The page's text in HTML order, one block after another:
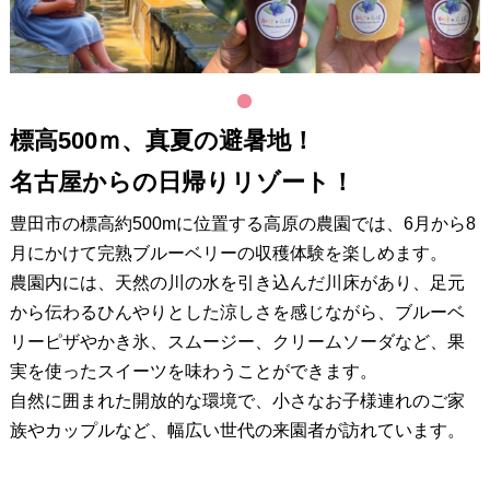
標高500ｍ、真夏の避暑地！
名古屋からの日帰りリゾート！
豊田市の標高約500mに位置する高原の農園では、6月から8
月にかけて完熟ブルーベリーの収穫体験を楽しめます。
農園内には、天然の川の水を引き込んだ川床があり、足元
から伝わるひんやりとした涼しさを感じながら、ブルーベ
リーピザやかき氷、スムージー、クリームソーダなど、果
実を使ったスイーツを味わうことができます。
自然に囲まれた開放的な環境で、小さなお子様連れのご家
族やカップルなど、幅広い世代の来園者が訪れています。